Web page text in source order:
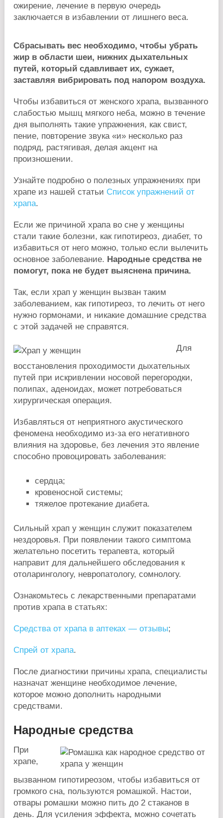
ожирение, лечение в первую очередь
заключается в избавлении от лишнего веса.
Сбрасывать вес необходимо, чтобы убрать
жир в области шеи, нижних дыхательных
путей, который сдавливает их, сужает,
заставляя вибрировать под напором воздуха.
Чтобы избавиться от женского храпа, вызванного
слабостью мышц мягкого неба, можно в течение
дня выполнять такие упражнения, как свист,
пение, повторение звука «и» несколько раз
подряд, растягивая, делая акцент на
произношении.
Узнайте подробно о полезных упражнениях при
храпе из нашей статьи Список упражнений от
храпа.
Если же причиной храпа во сне у женщины
стали такие болезни, как гипотиреоз, диабет, то
избавиться от него можно, только если вылечить
основное заболевание. Народные средства не
помогут, пока не будет выяснена причина.
Так, если храп у женщин вызван таким
заболеванием, как гипотиреоз, то лечить от него
нужно гормонами, и никакие домашние средства
с этой задачей не справятся.
Для
восстановления проходимости дыхательных
путей при искривлении носовой перегородки,
полипах, аденоидах, может потребоваться
хирургическая операция.
Избавляться от неприятного акустического
феномена необходимо из-за его негативного
влияния на здоровье, без лечения это явление
способно провоцировать заболевания:
сердца;
кровеносной системы;
тяжелое протекание диабета.
Сильный храп у женщин служит показателем
нездоровья. При появлении такого симптома
желательно посетить терапевта, который
направит для дальнейшего обследования к
отоларингологу, невропатологу, сомнологу.
Ознакомьтесь с лекарственными препаратами
против храпа в статьях:
Средства от храпа в аптеках — отзывы;
Спрей от храпа.
После диагностики причины храпа, специалисты
назначат женщине необходимое лечение,
которое можно дополнить народными
средствами.
Народные средства
При
храпе,
вызванном гипотиреозом, чтобы избавиться от
громкого сна, пользуются ромашкой. Настои,
отвары ромашки можно пить до 2 стаканов в
день. Для усиления эффекта, можно сочетать